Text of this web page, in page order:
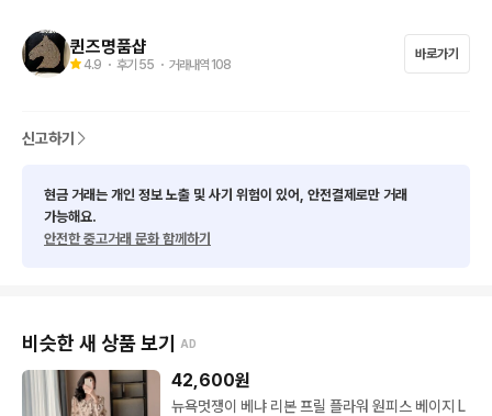
피팅모델이 입고 촬영한옷과
잡화들, 협찬받은 옷들 판매하는
동일 샵이니 구경오세요💕
[예약중]상품은 판매완료
퀸즈명품샵
4.9 ・ 후기 55 ・ 거래내역 108
바로가기
신고하기
현금 거래는 개인 정보 노출 및 사기 위험이 있어, 안전결제로만 거래
가능해요.
안전한 중고거래 문화 함께하기
비슷한 새 상품 보기 AD
42,600원
뉴욕멋쟁이 베냐 리본 프릴 플라워 원피스 베이지 L